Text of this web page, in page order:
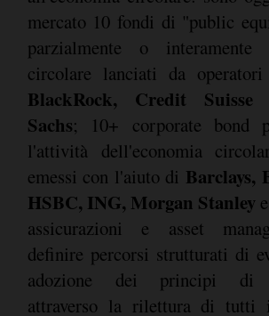
mercato 10 fondi di "public
parzialmente o interamente
circolare lanciati da
BlackRock, Credit Suisse
Sachs; 10+ corporate bond
l'attività dell'economia
emessi con l'aiuto di Barclays,
HSBC, ING, Morgan Stanley
assicurazioni e asset
definire percorsi strutturati di
adozione dei principi di
attraverso la rilettura di tutti